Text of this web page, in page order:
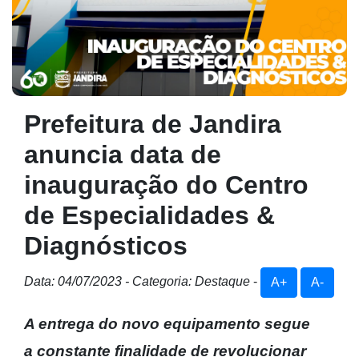
Prefeitura de Jandira
anuncia data de
inauguração do Centro
de Especialidades &
Diagnósticos
Data: 04/07/2023 - Categoria: Destaque - A+ A-
A entrega do novo equipamento segue
a constante finalidade de revolucionar